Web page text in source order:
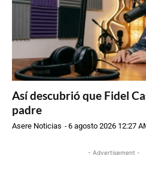
Así descubrió que Fidel
padre
Asere Noticias -6 agosto 2026 12:27
- Advertisement -